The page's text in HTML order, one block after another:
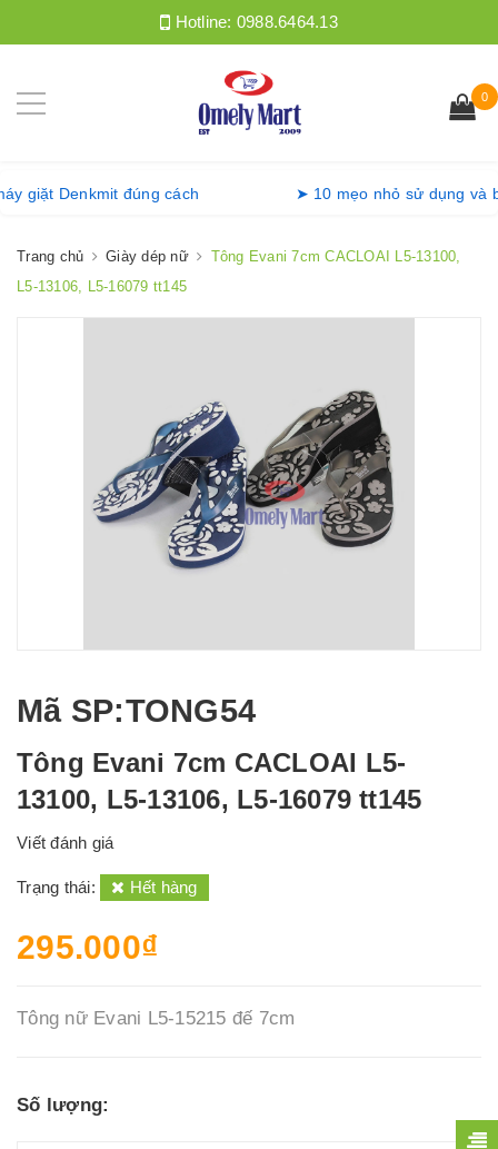
Hotline: 0988.6464.13
0
giặt Denkmit đúng cách ➤ 10 mẹo nhỏ sử dụng
Trang chủ Giày dép nữ
Tông Evani 7cm CACLOAI L5-13100,
L5-13106, L5-16079 tt145
Mã SP:TONG54
Tông Evani 7cm CACLOAI L5-
13100, L5-13106, L5-16079 tt145
Viết đánh giá
Trạng thái: Hết hàng
295.000₫
Tông nữ Evani L5-15215 đế 7cm
Số lượng: